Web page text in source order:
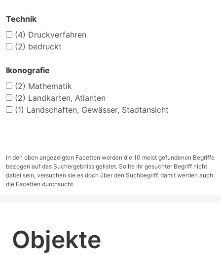
Technik
(4) Druckverfahren
(2) bedruckt
Ikonografie
(2) Mathematik
(2) Landkarten, Atlanten
(1) Landschaften, Gewässer, Stadtansicht
In den oben angezeigten Facetten werden die 10 meist gefundenen Begriffe
bezogen auf das Suchergebniss gelistet. Sollte Ihr gesuchter Begriff nicht
dabei sein, versuchen sie es doch über den Suchbegriff, damit werden auch
die Facetten durchsucht.
Objekte